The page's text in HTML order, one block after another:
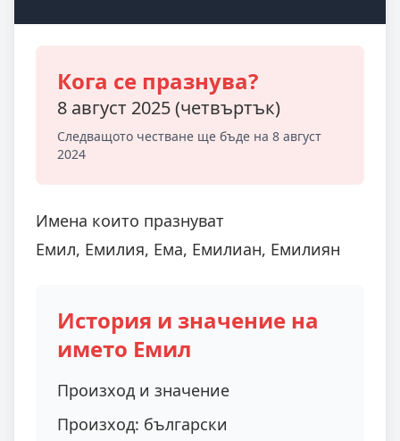
Кога се празнува?
8 август 2025 (четвъртък)
Следващото честване ще бъде на 8 август
2024
Имена които празнуват
Емил, Емилия, Ема, Емилиан, Емилиян
История и значение на
името Емил
Произход и значение
Произход: български